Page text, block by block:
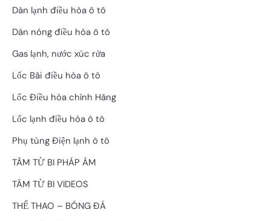
Dàn lạnh điều hòa ô tô
Dàn nóng điều hòa ô tô
Gas lạnh, nước xúc rửa
Lốc Bãi điều hòa ô tô
Lốc Điều hòa chính Hãng
Lốc lạnh điều hòa ô tô
Phụ tùng Điện lạnh ô tô
TÂM TỪ BI PHÁP ÂM
TÂM TỪ BI VIDEOS
THỂ THAO – BÓNG ĐÁ